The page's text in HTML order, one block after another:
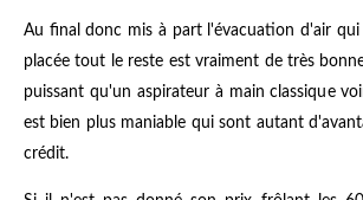
Au final donc mis à part l'évacuation d'air
placée tout le reste est vraiment de très
puissant qu'un aspirateur à main classique
est bien plus maniable qui sont autant
crédit.